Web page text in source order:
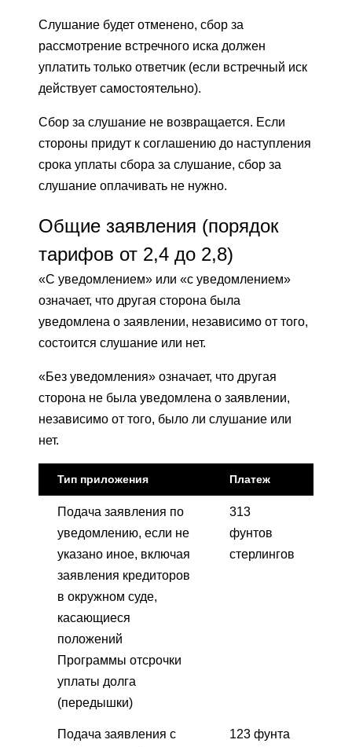
Слушание будет отменено, сбор за
рассмотрение встречного иска должен
уплатить только ответчик (если встречный иск
действует самостоятельно).
Сбор за слушание не возвращается. Если
стороны придут к соглашению до наступления
срока уплаты сбора за слушание, сбор за
слушание оплачивать не нужно.
Общие заявления (порядок
тарифов от 2,4 до 2,8)
«С уведомлением» или «с уведомлением»
означает, что другая сторона была
уведомлена о заявлении, независимо от того,
состоится слушание или нет.
«Без уведомления» означает, что другая
сторона не была уведомлена о заявлении,
независимо от того, было ли слушание или
нет.
Тип приложения Платеж
Подача заявления по
уведомлению, если не
указано иное, включая
заявления кредиторов
в окружном суде,
касающиеся
положений
Программы отсрочки
уплаты долга
(передышки)
313
фунтов
стерлингов
Подача заявления с
123 фунта